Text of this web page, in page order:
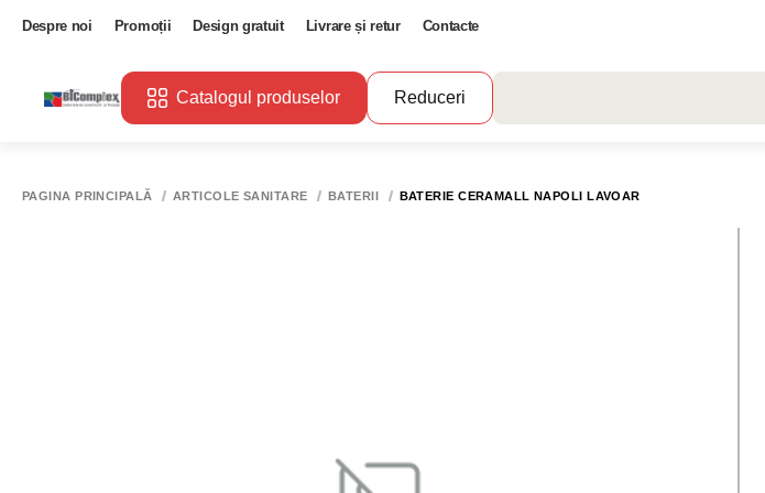
Despre noi Promoții Design gratuit Livrare și retur Contacte
Catalogul produselor Reduceri
PAGINA PRINCIPALĂ ARTICOLE SANITARE BATERII BATERIE CERAMALL NAPOLI LAVOAR